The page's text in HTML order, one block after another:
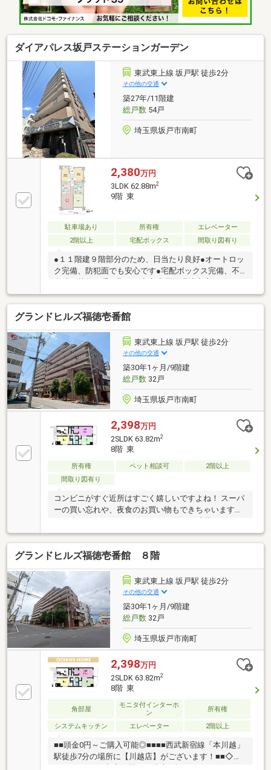
ット可物件（細則有）。
ダイアパレス坂戸ステーションガーデン
東武東上線 坂戸駅 徒歩2分
その他の交通
築27年/11階建
総戸数54戸
埼玉県坂戸市南町
2,380万円
3LDK 62.88m2
9階 東
駐車場あり 所有権
エレベーター
2階以上
宅配ボックス 間取り図有り
●１１階建９階部分のため、日当たり良好●オートロッ
ク完備、防犯面でも安心です●宅配ボックス完備、不
在時の荷物の受け取りも安心◆周辺環境充実していま
す・ローソン坂戸南町店(徒歩2分、約130ｍ)・デイリ
ーヤマザキ坂戸緑町店(徒歩2分、約160ｍ)・ウエルシ
ア坂戸南町店(徒歩4分、約245ｍ)・マルエツアクロス
プラザ坂戸店(徒歩7分、約510ｍ)・ベルク坂戸八幡店
(徒歩10分、約770ｍ)・坂戸駅前郵便局(徒歩１分、約
30ｍ)・南町クリニック(徒歩3分、約200ｍ)・田中耳鼻
咽喉科(徒歩2分、約90ｍ)・三宅歯科(徒歩2分、約110
ｍ)
グランドヒルズ福徳壱番館
東武東上線 坂戸駅 徒歩2分
その他の交通
築30年1ヶ月/9階建
総戸数32戸
埼玉県坂戸市南町
2,398万円
2SLDK 63.82m2
8階 東
所有権 ペット相談可
2階以上
間取り図有り
コンビニがすぐ近所はすごく嬉しいですよね！ スーパ
ーの買い忘れや、夜食のお買い物もできちゃいます
はいかがですか？【弊社では以下の５つをお客様にお
約束いたします】 1.物件の善し悪しは全て正直にお話
しします。 2.無理な売り込みや契約の催促、突然の訪
問等、しつこい営業は一切行いません。 3.契約したら
終わりではなくお引き渡し後、お引越し後もお客様の
パートナーであること。 4.ウソやおとり広告は一切使
いません。(データ更新は迅速に行います。） 5.お客様
の個人情報は細心の注意を払って取り扱いします。
グランドヒルズ福徳壱番館 ８階
東武東上線 坂戸駅 徒歩2分
その他の交通
築30年1ヶ月/9階建
総戸数32戸
埼玉県坂戸市南町
2,398万円
2SLDK 63.82m2
8階 東
角部屋
モニタ付インターホ
ン
所有権
システムキッチン エレベーター 2階以上
■■頭金0円～ご購入可能◎■■■■西武新宿線「本川越」
駅徒歩7分の場所に【川越店】がございます！■■◇◇